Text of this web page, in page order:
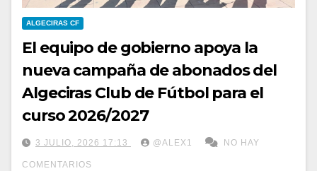
ALGECIRAS CF
El equipo de gobierno apoya la
nueva campaña de abonados del
Algeciras Club de Fútbol para el
curso 2026/2027
3 JULIO, 2026 17:13 @ALEX1 NO HAY
COMENTARIOS